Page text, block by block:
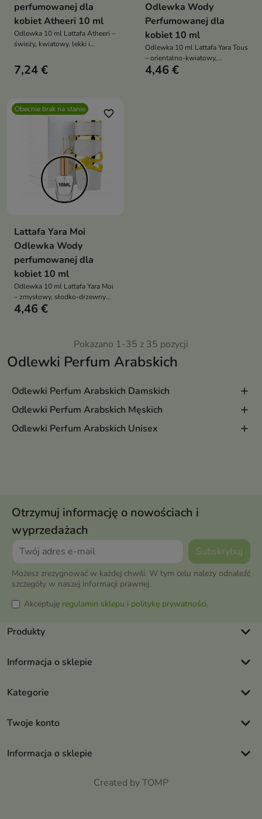
Odlewki Perfum Arabskich
Odlewki Perfum Arabskich Damskich
Odlewki Perfum Arabskich Męskich
Odlewki Perfum Arabskich Unisex
perfumowanej dla
kobiet Atheeri 10 ml
Odlewka 10 ml Lattafa Atheeri –
świeży, kwiatowy, lekki i
nutami passiflory, orchidei,
jaśminu i wanilii
7,24 €
Odlewka Wody
Perfumowanej dla
kobiet 10 ml
Odlewka 10 ml Lattafa Yara Tous
– orientalno-kwiatowy,
zmysłowy zapach dla kobiet w
4,46 €
Obecnie brak na stanie favorite_border
Lattafa Yara Moi
Odlewka Wody
perfumowanej dla
kobiet 10 ml
Odlewka 10 ml Lattafa Yara Moi
– zmysłowy, słodko-drzewny
zapach gourmand dla kobiet w
4,46 €
Pokazano 1-35 z 35 pozycji
Otrzymuj informację o nowościach i
wyprzedażach
Możesz zrezygnować w każdej chwili. W tym celu należy odnaleźć
szczegóły w naszej informacji prawnej.
Akceptuję regulamin sklepu i politykę prywatności.
Produkty keyboard_arrow_down
Informacja o sklepie keyboard_arrow_down
Kategorie keyboard_arrow_down
Twoje konto keyboard_arrow_down
Informacja o sklepie keyboard_arrow_down
Created by TOMP